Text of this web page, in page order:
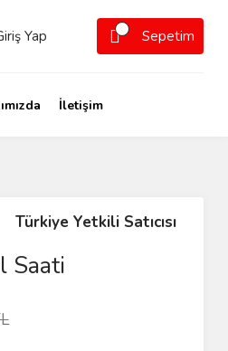
Yap Sepetim
İletişim
Türkiye Yetkili Satıcısı
Saati